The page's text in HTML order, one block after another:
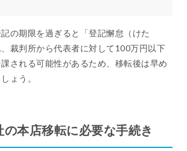
の期限を過ぎると「登記懈怠（けた
裁判所から代表者に対して100万円以下
される可能性があるため、移転後は早め
ょう。
の本店移転に必要な手続き